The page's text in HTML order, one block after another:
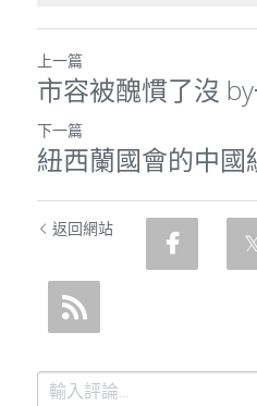
上一篇
市容被醜慣了沒
下一篇
紐西蘭國會的中國
返回網站